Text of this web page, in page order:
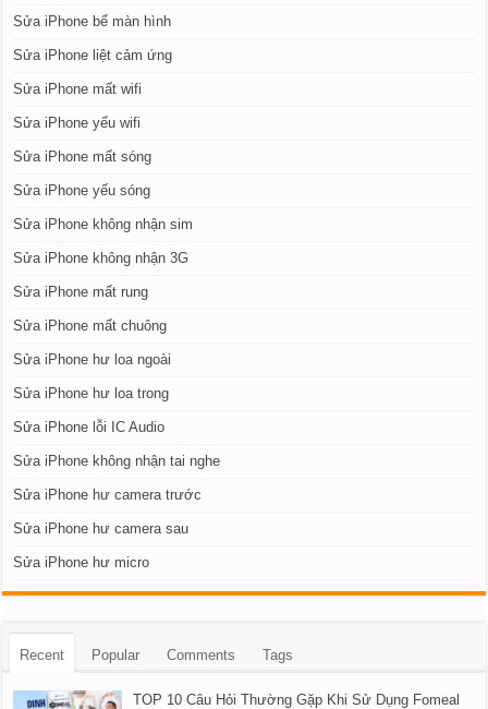
Sửa iPhone bể màn hình
Sửa iPhone liệt cảm ứng
Sửa iPhone mất wifi
Sửa iPhone yếu wifi
Sửa iPhone mất sóng
Sửa iPhone yếu sóng
Sửa iPhone không nhận sim
Sửa iPhone không nhận 3G
Sửa iPhone mất rung
Sửa iPhone mất chuông
Sửa iPhone hư loa ngoài
Sửa iPhone hư loa trong
Sửa iPhone lỗi IC Audio
Sửa iPhone không nhận tai nghe
Sửa iPhone hư camera trước
Sửa iPhone hư camera sau
Sửa iPhone hư micro
Recent Popular Comments Tags
TOP 10 Câu Hỏi Thường Gặp Khi Sử Dụng Fomeal